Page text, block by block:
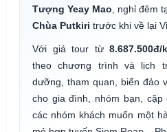
Tượng Yeay Mao , nghỉ đêm
Chùa Putkiri trước khi về lại
Với giá tour từ 8.687.500đ/
theo chương trình và lịch
dưỡng, tham quan, biển đảo
cho gia đình, nhóm bạn, cặp
các nhóm khách muốn một